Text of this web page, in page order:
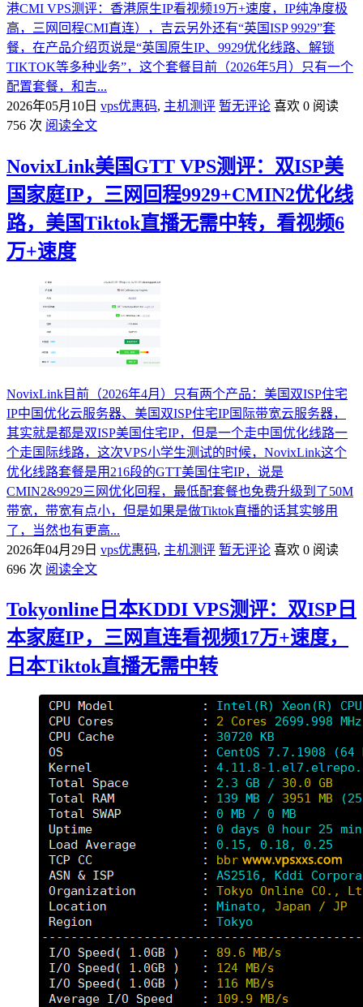
港CMI VPS测评：香港原生IP看视频19万+速度，IP纯净度极
高，三网回程CMI直连），吉云另外还有“英国ISP 9929”套
餐，在产品介绍页说是“英国原生IP、9929优化线路、解锁
TIKTOK等多种业务”，这个套餐目前（2026年5月）只有一个
配置套餐，和吉...
2026年05月10日 vps优惠码, 主机测评 暂无评论 喜欢 0 阅读
756 次 阅读全文
NovixLink美国GTT VPS测评：双ISP美
国家庭IP，三网回程9929+CMIN2优化线
路，美国Tiktok直播无需中转，看视频6
万+速度
NovixLink目前（2026年4月）只有两个产品：美国双ISP住宅
IP中国优化云服务器、美国双ISP住宅IP国际带宽云服务器，
其实就是都是双ISP美国住宅IP，但是一个走中国优化线路一
个走国际线路，这次VPS小学生测试的时候，NovixLink这个
优化线路套餐是用216段的GTT美国住宅IP，说是
CMIN2&9929三网优化回程，最低配套餐也免费升级到了50M
带宽，带宽有点小，但是如果是做Tiktok直播的话其实够用
了，当然也有更高...
2026年04月29日 vps优惠码, 主机测评 暂无评论 喜欢 0 阅读
696 次 阅读全文
Tokyonline日本KDDI VPS测评：双ISP日
本家庭IP，三网直连看视频17万+速度，
日本Tiktok直播无需中转